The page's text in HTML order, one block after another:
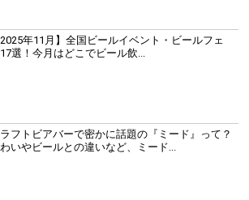
2025年11月】全国ビールイベント・ビールフェ
選！今月はどこでビール飲...
フトビアバーで密かに話題の『ミード』って？
いやビールとの違いなど、ミード...